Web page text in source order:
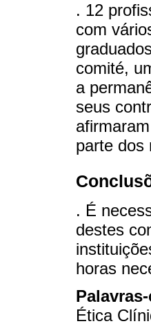
. 12
com
comité,
a
seus
parte dos
. É
destes
horas
Ética